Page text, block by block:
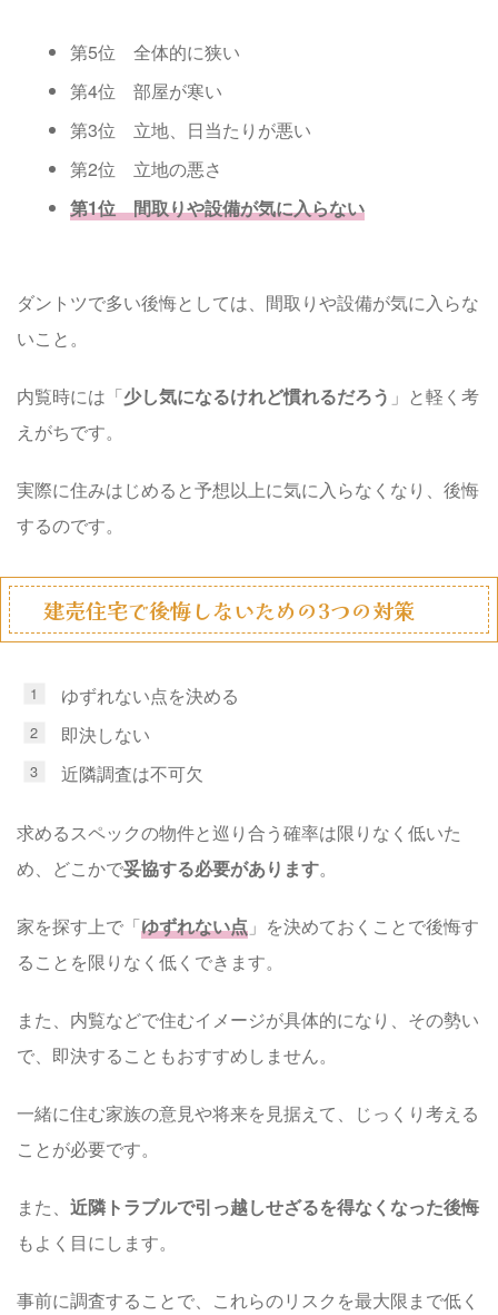
第5位 全体的に狭い
第4位 部屋が寒い
第3位 立地、日当たりが悪い
第2位 立地の悪さ
第1位 間取りや設備が気に入らない
ダントツで多い後悔としては、間取りや設備が気に入らな
いこと。
内覧時には「少し気になるけれど慣れるだろう 」と軽く考
えがちです。
実際に住みはじめると予想以上に気に入らなくなり、後悔
するのです。
建売住宅で後悔しないための3つの対策
ゆずれない点を決める
即決しない
近隣調査は不可欠
求めるスペックの物件と巡り合う確率は限りなく低いた
め、どこかで妥協する必要があります。
家を探す上で「ゆずれない点 」を決めておくことで後悔す
ることを限りなく低くできます。
また、内覧などで住むイメージが具体的になり、その勢い
で、即決することもおすすめしません。
一緒に住む家族の意見や将来を見据えて、じっくり考える
ことが必要です。
また、 近隣トラブルで引っ越しせざるを得なくなった後悔
もよく目にします。
事前に調査することで、これらのリスクを最大限まで低く